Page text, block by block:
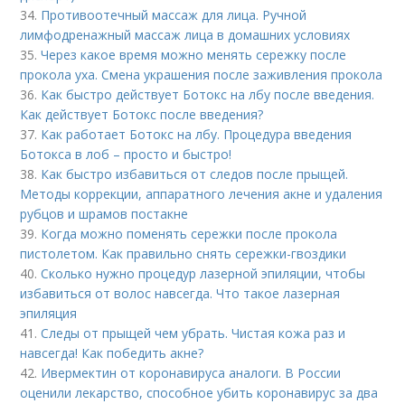
34. Противоотечный массаж для лица. Ручной
лимфодренажный массаж лица в домашних условиях
35.Через какое время можно менять сережку после
прокола уха. Смена украшения после заживления прокола
36. Как быстро действует Ботокс на лбу после введения.
Как действует Ботокс после введения?
37. Как работает Ботокс на лбу. Процедура введения
Ботокса в лоб – просто и быстро!
38. Как быстро избавиться от следов после прыщей.
Методы коррекции, аппаратного лечения акне и удаления
рубцов и шрамов постакне
39. Когда можно поменять сережки после прокола
пистолетом. Как правильно снять сережки-гвоздики
40.Сколько нужно процедур лазерной эпиляции, чтобы
избавиться от волос навсегда. Что такое лазерная
эпиляция
41.Следы от прыщей чем убрать. Чистая кожа раз и
навсегда! Как победить акне?
42. Ивермектин от коронавируса аналоги. В России
оценили лекарство, способное убить коронавирус за два